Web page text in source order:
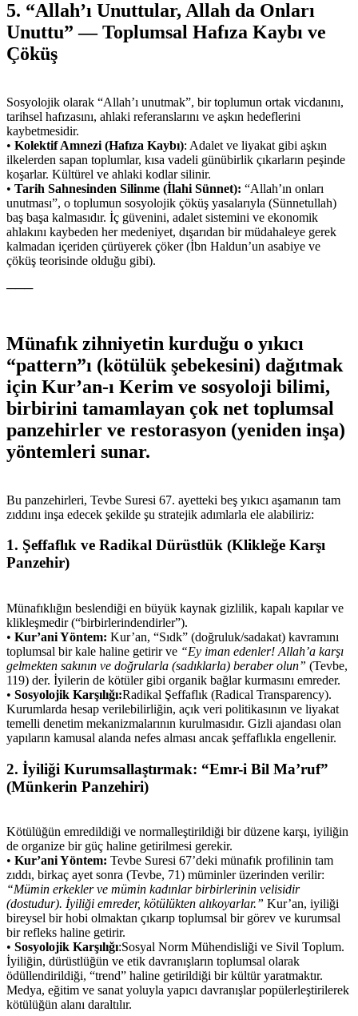
5. “Allah’ı Unuttular, Allah da Onları
Unuttu” — Toplumsal Hafıza Kaybı ve
Çöküş
Sosyolojik olarak “Allah’ı unutmak”, bir toplumun ortak vicdanını,
tarihsel hafızasını, ahlaki referanslarını ve aşkın hedeflerini
kaybetmesidir.
• Kolektif Amnezi (Hafıza Kaybı): Adalet ve liyakat gibi aşkın
ilkelerden sapan toplumlar, kısa vadeli günübirlik çıkarların peşinde
koşarlar. Kültürel ve ahlaki kodlar silinir.
• Tarih Sahnesinden Silinme (İlahi Sünnet): “Allah’ın onları
unutması”, o toplumun sosyolojik çöküş yasalarıyla (Sünnetullah)
baş başa kalmasıdır. İç güvenini, adalet sistemini ve ekonomik
ahlakını kaybeden her medeniyet, dışarıdan bir müdahaleye gerek
kalmadan içeriden çürüyerek çöker (İbn Haldun’un asabiye ve
çöküş teorisinde olduğu gibi).
───
Münafık zihniyetin kurduğu o yıkıcı
“pattern”ı (kötülük şebekesini) dağıtmak
için Kur’an-ı Kerim ve sosyoloji bilimi,
birbirini tamamlayan çok net toplumsal
panzehirler ve restorasyon (yeniden inşa)
yöntemleri sunar.
Bu panzehirleri, Tevbe Suresi 67. ayetteki beş yıkıcı aşamanın tam
zıddını inşa edecek şekilde şu stratejik adımlarla ele alabiliriz:
1. Şeffaflık ve Radikal Dürüstlük (Klikleğe Karşı
Panzehir)
Münafıklığın beslendiği en büyük kaynak gizlilik, kapalı kapılar ve
klikleşmedir (“birbirlerindendirler”).
• Kur’ani Yöntem: Kur’an, “Sıdk” (doğruluk/sadakat) kavramını
toplumsal bir kale haline getirir ve “Ey iman edenler! Allah’a karşı
gelmekten sakının ve doğrularla (sadıklarla) beraber olun” (Tevbe,
119) der. İyilerin de kötüler gibi organik bağlar kurmasını emreder.
• Sosyolojik Karşılığı:Radikal Şeffaflık (Radical Transparency).
Kurumlarda hesap verilebilirliğin, açık veri politikasının ve liyakat
temelli denetim mekanizmalarının kurulmasıdır. Gizli ajandası olan
yapıların kamusal alanda nefes alması ancak şeffaflıkla engellenir.
2. İyiliği Kurumsallaştırmak: “Emr-i Bil Ma’ruf”
(Münkerin Panzehiri)
Kötülüğün emredildiği ve normalleştirildiği bir düzene karşı, iyiliğin
de organize bir güç haline getirilmesi gerekir.
• Kur’ani Yöntem: Tevbe Suresi 67’deki münafık profilinin tam
zıddı, birkaç ayet sonra (Tevbe, 71) müminler üzerinden verilir:
“Mümin erkekler ve mümin kadınlar birbirlerinin velisidir
(dostudur). İyiliği emreder, kötülükten alıkoyarlar.” Kur’an, iyiliği
bireysel bir hobi olmaktan çıkarıp toplumsal bir görev ve kurumsal
bir refleks haline getirir.
• Sosyolojik Karşılığı:Sosyal Norm Mühendisliği ve Sivil Toplum.
İyiliğin, dürüstlüğün ve etik davranışların toplumsal olarak
ödüllendirildiği, “trend” haline getirildiği bir kültür yaratmaktır.
Medya, eğitim ve sanat yoluyla yapıcı davranışlar popülerleştirilerek
kötülüğün alanı daraltılır.